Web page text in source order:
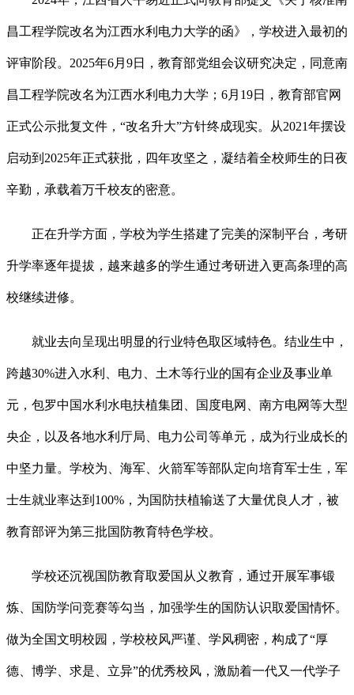
昌工程学院改名为江西水利电力大学的函》，学校进入最初的
评审阶段。2025年6月9日，教育部党组会议研究决定，同意南
昌工程学院改名为江西水利电力大学；6月19日，教育部官网
正式公示批复文件，“改名升大”方针终成现实。从2021年摆设
启动到2025年正式获批，四年攻坚之，凝结着全校师生的日夜
辛勤，承载着万千校友的密意。
正在升学方面，学校为学生搭建了完美的深制平台，考研
升学率逐年提拔，越来越多的学生通过考研进入更高条理的高
校继续进修。
就业去向呈现出明显的行业特色取区域特色。结业生中，
跨越30%进入水利、电力、土木等行业的国有企业及事业单
元，包罗中国水利水电扶植集团、国度电网、南方电网等大型
央企，以及各地水利厅局、电力公司等单元，成为行业成长的
中坚力量。学校为、海军、火箭军等部队定向培育军士生，军
士生就业率达到100%，为国防扶植输送了大量优良人才，被
教育部评为第三批国防教育特色学校。
学校还沉视国防教育取爱国从义教育，通过开展军事锻
炼、国防学问竞赛等勾当，加强学生的国防认识取爱国情怀。
做为全国文明校园，学校校风严谨、学风稠密，构成了“厚
德、博学、求是、立异”的优秀校风，激励着一代又一代学子